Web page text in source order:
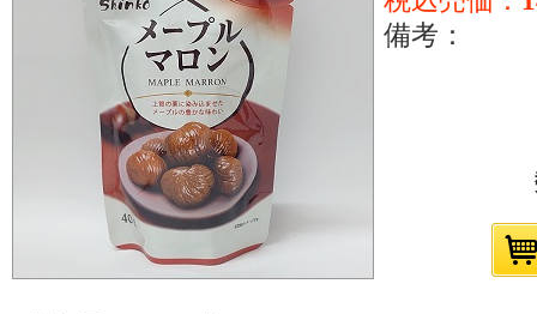
備考：